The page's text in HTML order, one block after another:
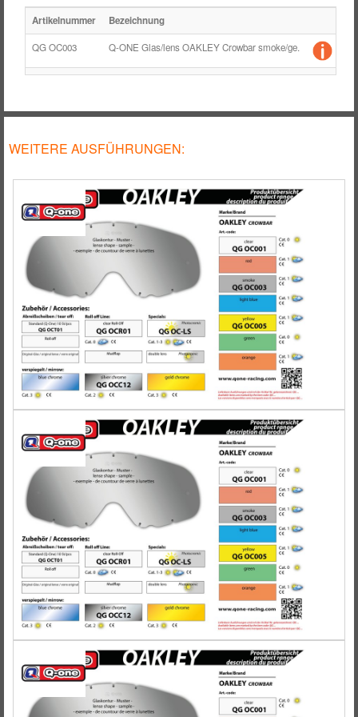
Artikelnummer Bezeichnung
QG OC003 Q-ONE Glas/lens OAKLEY Crowbar smoke/ge.
WEITERE AUSFÜHRUNGEN: